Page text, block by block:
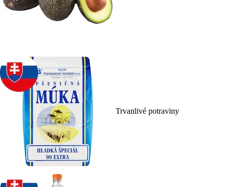
Trvanlivé potraviny